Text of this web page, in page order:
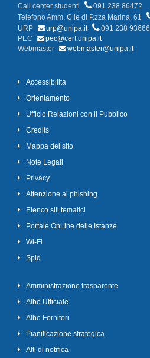
Call center studenti
091 238 86472
Telefono Amm. C.le di P.zza Marina, 61
URP
urp@unipa.it
091 238 93666
PEC
pec@cert.unipa.it
Webmaster
webmaster@unipa.it
Accessibilità
Orientamento
Ufficio Relazioni con il Pubblico
Credits
Mappa del sito
Note Legali
Privacy
Attenzione al phishing
Elenco siti tematici
Portale OnLine delle Istanze
Wi-Fi
Spid
Amministrazione trasparente
Albo Ufficiale
Albo Fornitori
Pianificazione strategica
Atti di notifica